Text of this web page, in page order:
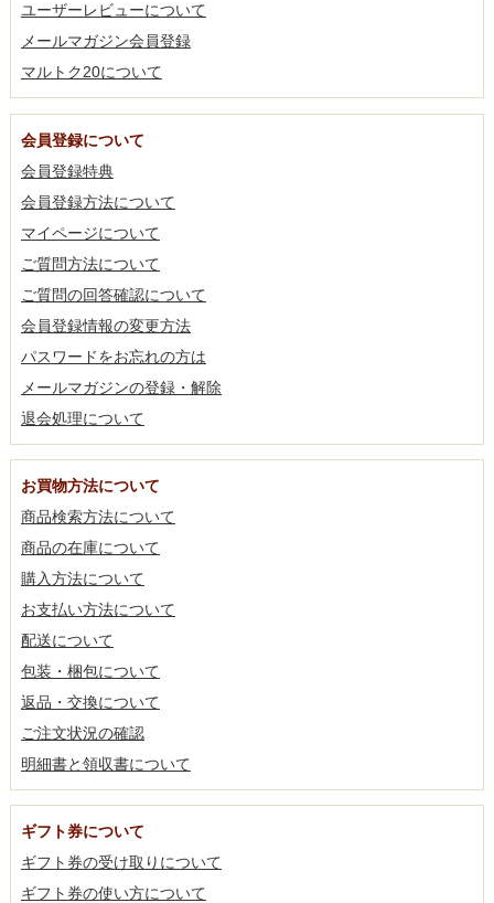
ユーザーレビューについて
メールマガジン会員登録
マルトク20について
会員登録について
会員登録特典
会員登録方法について
マイページについて
ご質問方法について
ご質問の回答確認について
会員登録情報の変更方法
パスワードをお忘れの方は
メールマガジンの登録・解除
退会処理について
お買物方法について
商品検索方法について
商品の在庫について
購入方法について
お支払い方法について
配送について
包装・梱包について
返品・交換について
ご注文状況の確認
明細書と領収書について
ギフト券について
ギフト券の受け取りについて
ギフト券の使い方について